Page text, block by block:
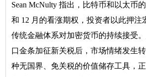
Sean McNulty 指出，比特币和以太币
和 12 月的看涨期权，投资者以此押注
传统金融体系对加密货币的持续接受
口金条加征新关税后，市场情绪发生
种无国界、免关税的价值储存工具，